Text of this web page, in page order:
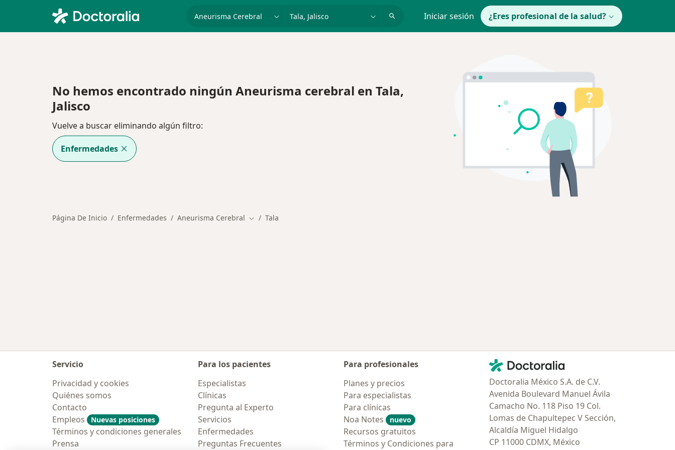
Iniciar sesión ¿Eres profesional de la salud?
No hemos encontrado ningún Aneurisma cerebral en Tala,
Jalisco
Vuelve a buscar eliminando algún filtro:
Enfermedades
Página De Inicio Enfermedades Aneurisma Cerebral Cambiar de ciudad
Tala
Servicio
Privacidad y cookies
Quiénes somos
Contacto
Empleos
Nuevas posiciones
Términos y condiciones generales
Prensa
Para los pacientes
Especialistas
Clínicas
Pregunta al Experto
Servicios
Enfermedades
Preguntas Frecuentes
Para profesionales
Planes y precios
Para especialistas
Para clínicas
Noa Notes
nuevo
Recursos gratuitos
Términos y Condiciones para
Contacto
Doctoralia - Página de inicio
Doctoralia México S.A. de C.V.
Avenida Boulevard Manuel Ávila
Camacho No. 118 Piso 19 Col.
Lomas de Chapultepec V Sección,
Alcaldía Miguel Hidalgo
CP 11000 CDMX, México